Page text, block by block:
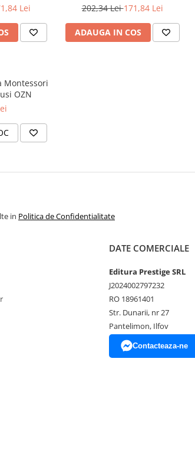
Lei
202,34 Lei171,84 Lei
ADAUGA IN COS
Montessori
OZN
in Politica de Confidentialitate
DATE COMERCIALE
Editura Prestige SRL
J2024002797232
RO 18961401
Str. Dunarii, nr 27
Pantelimon, Ilfov
Contacteaza-ne